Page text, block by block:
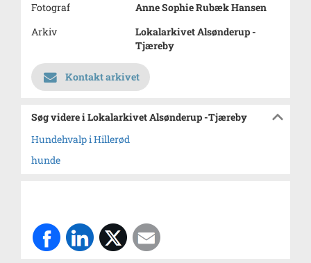
Fotograf
Anne Sophie Rubæk Hansen
Arkiv
Lokalarkivet Alsønderup -
Tjæreby
Kontakt arkivet
Søg videre i Lokalarkivet Alsønderup -Tjæreby
Hundehvalp i Hillerød
hunde